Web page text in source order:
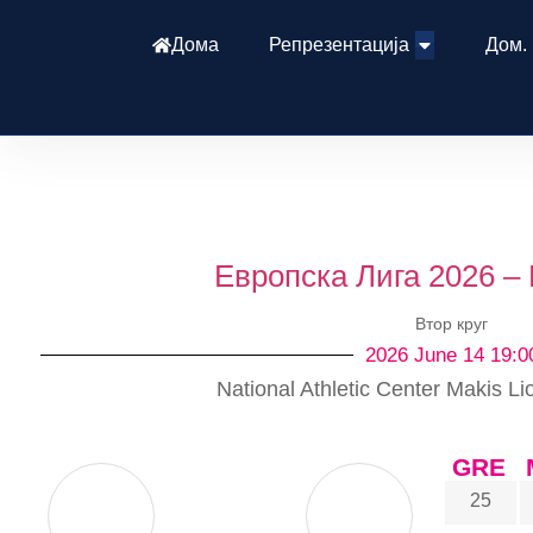
Дома Репрезентација Дом.
Европска Лига 2026
Втор круг
2026 June 14
National Athletic Center Makis
GRE
25